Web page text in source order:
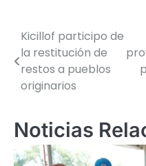
Navegación
de
entradas
Kicillof participo de
la restitución de
restos a pueblos
originarios
Noticias